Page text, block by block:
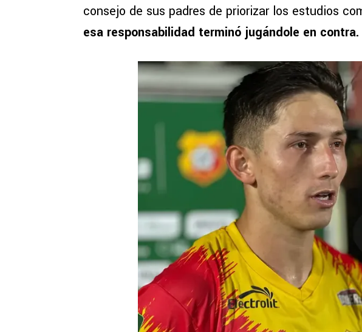
consejo de sus padres de priorizar los estudios
esa responsabilidad terminó jugándole en contra.